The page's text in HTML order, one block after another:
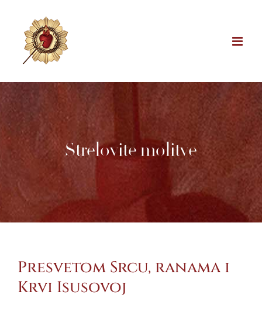
content
Strelovite molitve
Presvetom Srcu, ranama i
Krvi Isusovoj